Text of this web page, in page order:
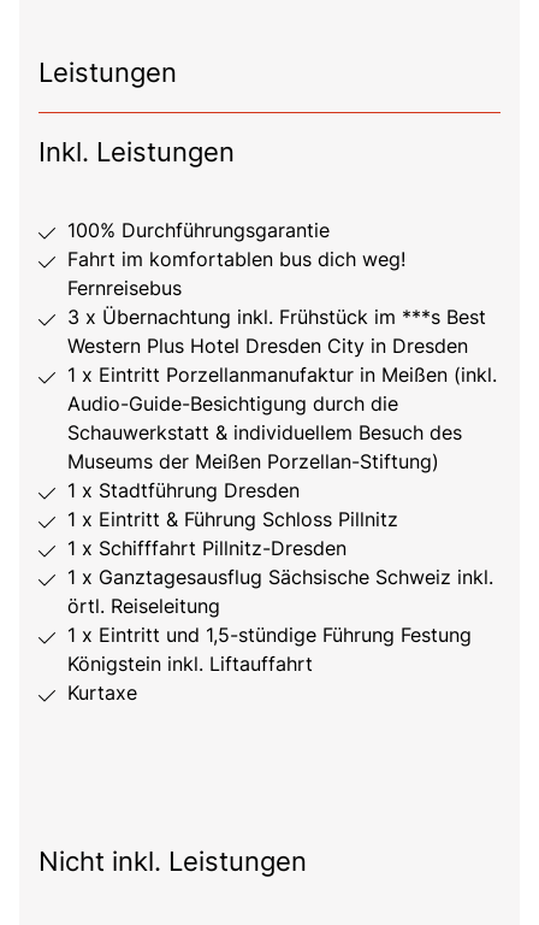
Leistungen
Inkl. Leistungen
100% Durchführungsgarantie
Fahrt im komfortablen bus dich weg!
Fernreisebus
3 x Übernachtung inkl. Frühstück im ***s Best
Western Plus Hotel Dresden City in Dresden
1 x Eintritt Porzellanmanufaktur in Meißen (inkl.
Audio-Guide-Besichtigung durch die
Schauwerkstatt & individuellem Besuch des
Museums der Meißen Porzellan-Stiftung)
1 x Stadtführung Dresden
1 x Eintritt & Führung Schloss Pillnitz
1 x Schifffahrt Pillnitz-Dresden
1 x Ganztagesausflug Sächsische Schweiz inkl.
örtl. Reiseleitung
1 x Eintritt und 1,5-stündige Führung Festung
Königstein inkl. Liftauffahrt
Kurtaxe
Nicht inkl. Leistungen